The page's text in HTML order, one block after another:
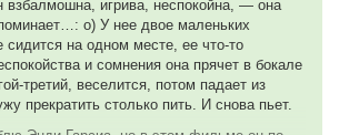
смотришь, я хочу вылезти из своей кожи.
что я тупое, ничего нестоящее слабое
и правдой. Режиссер затрагивает
находит ей позитивный ответ.
взбалмошна, игрива, неспокойна, — она
о) У нее двое маленьких
сидится на одном месте, ее что-то
и сомнения она прячет в бокале
третий, веселится, потом падает из
прекратить столько пить. И снова пьет.